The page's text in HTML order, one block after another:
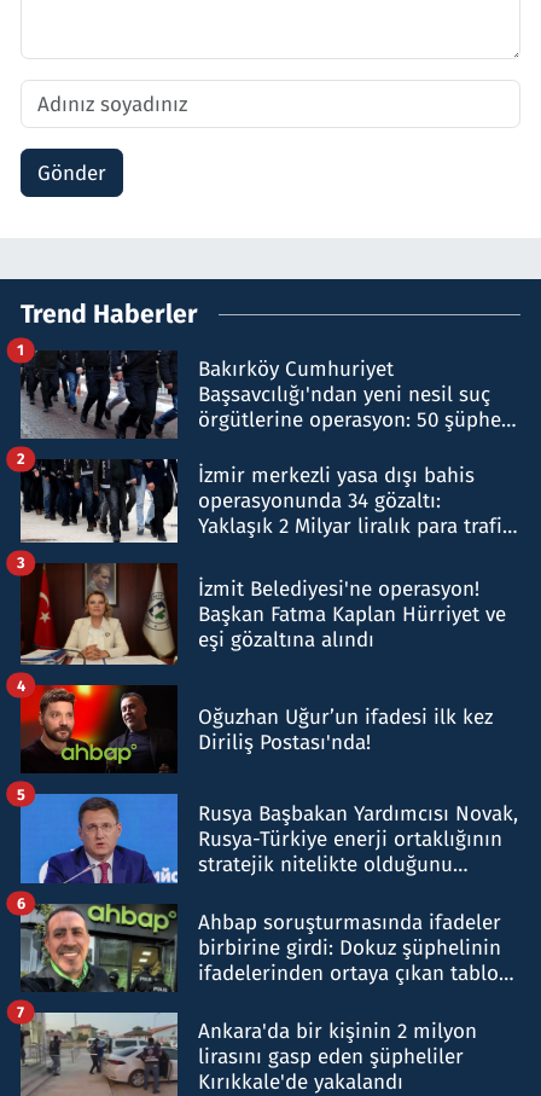
Gönder
Trend Haberler
Bakırköy Cumhuriyet
Başsavcılığı'ndan yeni nesil suç
örgütlerine operasyon: 50 şüpheli
1
İzmir merkezli yasa dışı bahis
operasyonunda 34 gözaltı:
Yaklaşık 2 Milyar liralık para trafiği
2
İzmit Belediyesi'ne operasyon!
Başkan Fatma Kaplan Hürriyet ve
eşi gözaltına alındı
3
Oğuzhan Uğur’un ifadesi ilk kez
Diriliş Postası'nda!
4
Rusya Başbakan Yardımcısı Novak,
Rusya-Türkiye enerji ortaklığının
stratejik nitelikte olduğunu
5
Ahbap soruşturmasında ifadeler
birbirine girdi: Dokuz şüphelinin
ifadelerinden ortaya çıkan tablo
6
Ankara'da bir kişinin 2 milyon
lirasını gasp eden şüpheliler
Kırıkkale'de yakalandı
7